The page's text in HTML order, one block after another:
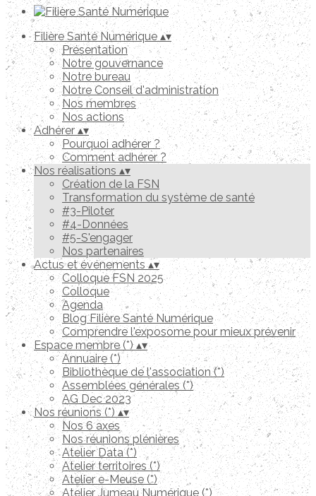
Filière Santé Numérique ▴▾
Présentation
Notre gouvernance
Notre bureau
Notre Conseil d'administration
Nos membres
Nos actions
Adhérer ▴▾
Pourquoi adhérer ?
Comment adhérer ?
Nos réalisations ▴▾
Création de la FSN
Transformation du système de santé
#3-Piloter
#4-Données
#5-S'engager
Nos partenaires
Actus et événements▴▾
Colloque FSN 2025
Colloque
Agenda
Blog Filière Santé Numérique
Comprendre l'exposome pour mieux prévenir
Espace membre (*)▴▾
Annuaire (*)
Bibliothèque de l'association (*)
Assemblées générales (*)
AG Dec 2023
Nos réunions (*) ▴▾
Nos 6 axes
Nos réunions plénières
Atelier Data (*)
Atelier territoires (*)
Atelier e-Meuse (*)
Atelier Jumeau Numérique (*)